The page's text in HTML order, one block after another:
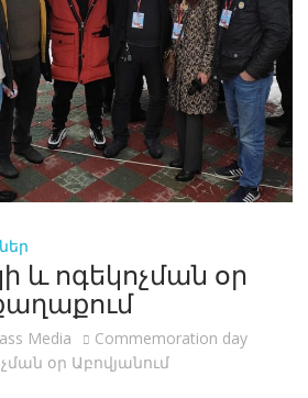
և ոգեկոչման օր
Media
Commemoration day
օր Աբովյանում